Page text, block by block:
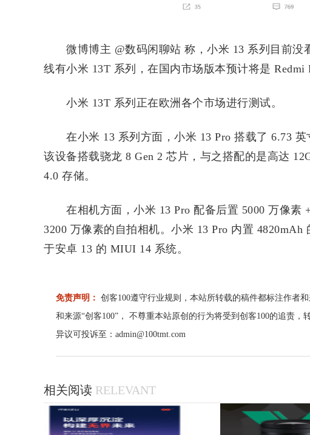
微博博主 @数码闲聊站 称，小米 13 系列目前没
线有小米 13T 系列，在国内市场版本预计将是 Redmi
小米 13T 系列正在欧洲各个市场进行测试。
在小米 13 系列方面，小米 13 Pro 搭载了 6.73 英
该设备搭载骁龙 8 Gen 2 芯片，与之搭配的是高达
4.0 存储。
在相机方面，小米 13 Pro 配备后置 5000 万像素 +
3200 万像素的自拍相机。小米 13 Pro 内置
于安卓 13 的 MIUI 14 系统。
免责声明： 创客100遵守行业规则，本站所转载的稿件都标注作者
和来源“创客100”， 不尊重本站原创的行为将受到创客100的追责
异议可投诉至：admin@100tmt.com
相关阅读 RELEVANT